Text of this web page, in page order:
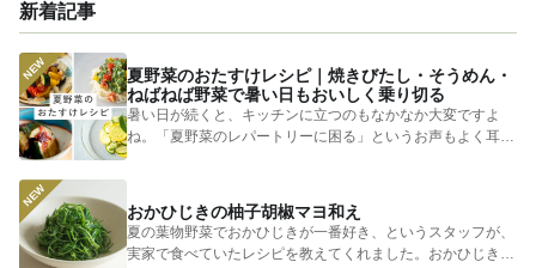
新着記事
夏野菜のおたすけレシピ｜焼きびたし・そうめん・
ねばねば野菜で暑い日もおいしく乗り切る
暑い日が続くと、キッチンに立つのもなかなか大変ですよ
ね。「夏野菜のレパートリーに困る」というお声もよく耳に
します。 そ...
おかひじきの柚子胡椒マヨ和え
夏の葉物野菜でおかひじきが一番好き、というスタッフが、
実家で食べていたレシピを教えてくれました。おかひじきの